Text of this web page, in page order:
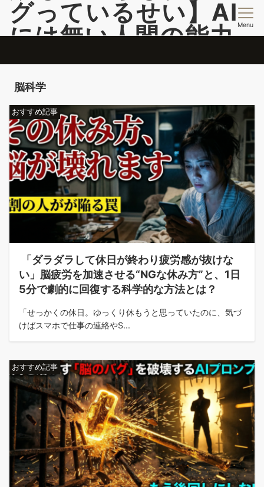
グっているせい】AI
には無い人間の能力
開発情報を提供
Menu
脳科学
おすすめ記事
「ダラダラして休日が終わり疲労感が抜けな
い」脳疲労を加速させる“NGな休み方”と、1日
5分で劇的に回復する科学的な方法とは？
「せっかくの休日。ゆっくり休もうと思っていたのに、気づ
けばスマホで仕事の連絡やS...
おすすめ記事